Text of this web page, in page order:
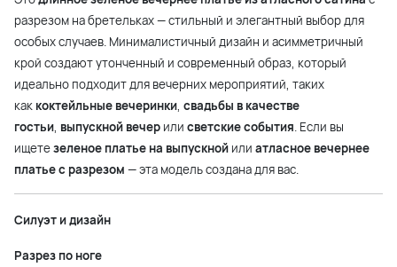
разрезом на бретельках — стильный и элегантный выбор для
особых случаев. Минималистичный дизайн и асимметричный
крой создают утонченный и современный образ, который
идеально подходит для вечерних мероприятий, таких
как коктейльные вечеринки, свадьбы в качестве
гостьи, выпускной вечер или светские события. Если вы
ищетезеленое платье на выпускной или атласное вечернее
платье с разрезом — эта модель создана для вас.
Силуэт и дизайн
Разрез по ноге